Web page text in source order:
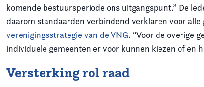
komende bestuursperiode ons uitgangspunt.” De
daarom standaarden verbindend verklaren voor alle
verenigingsstrategie van de VNG. “Voor de overige
individuele gemeenten er voor kunnen kiezen of en
Versterking rol raad